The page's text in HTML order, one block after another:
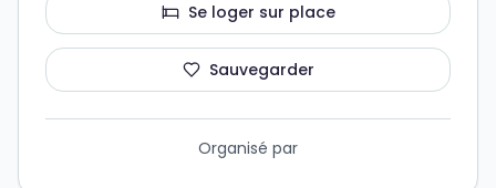
Se loger sur place
Sauvegarder
Organisé par